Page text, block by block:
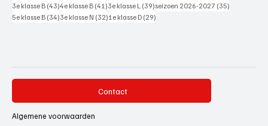
3e klasse B (43)43 posts
4e klasse B (41)41 posts
3e klasse L (39)39 posts
seizoen 2026-2027 (35)
5e klasse B (34)34 posts
3e klasse N (32)32 posts
1e klasse D (29)
Contact
Algemene voorwaarden